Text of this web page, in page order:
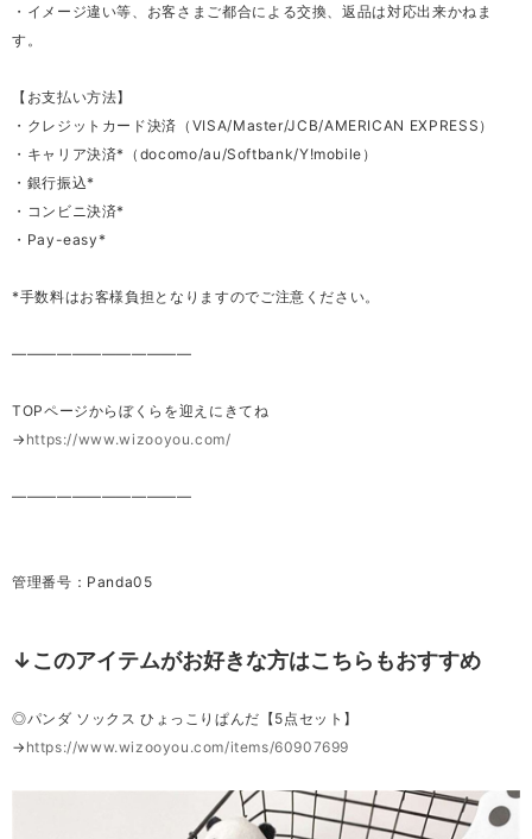
・イメージ違い等、お客さまご都合による交換、返品は対応出来かねま
す。
【お支払い方法】
・クレジットカード決済（VISA/Master/JCB/AMERICAN EXPRESS）
・キャリア決済*（docomo/au/Softbank/Y!mobile）
・銀行振込*
・コンビニ決済*
・Pay-easy*
*手数料はお客様負担となりますのでご注意ください。
————————————
TOPページからぼくらを迎えにきてね
→ https://www.wizooyou.com/
————————————
管理番号：Panda05
↓このアイテムがお好きな方はこちらもおすすめ
◎パンダ ソックス ひょっこりぱんだ【5点セット】
→ https://www.wizooyou.com/items/60907699